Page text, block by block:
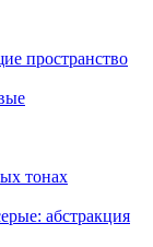
пространство
тонах
абстракция